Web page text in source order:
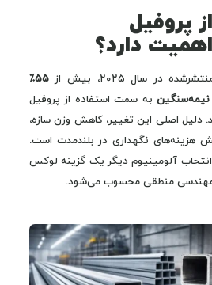
پروفیل
دارد؟
در سال ۲۰۲۵، بیش از
۵۵٪
به سمت استفاده از پروفیل
دلیل اصلی این تغییر، کاهش وزن سازه،
هزینه‌های نگهداری در بلندمدت است.
آلومینیوم دیگر یک گزینه لوکس
منطقی محسوب می‌شود.